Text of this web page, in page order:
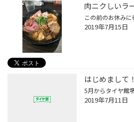
肉ニクしいラ
2019年7月15日
はじめまして！
2019年7月11日